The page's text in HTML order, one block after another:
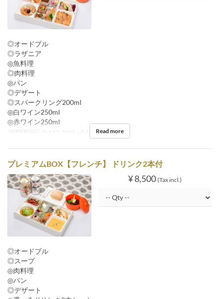
◎オードブル
◎ラザニア
◎魚料理
◎肉料理
◎パン
◎デザート
◎スパークリング200ml
◎白ワイン250ml
◎赤ワイン250ml
Valid Dates Oct 17, 2022 ~ Feb 29, 2024
Read more
プレミアムBOX【フレンチ】 ドリンク2本付
¥ 8,500 (Tax incl.)
◎オードブル
◎スープ
◎肉料理
◎パン
◎デザート